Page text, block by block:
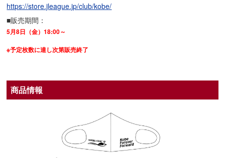
https://store.jleague.jp/club/kobe/
■販売期間：
5月8日（金）18:00～
※予定枚数に達し次第販売終了
商品情報